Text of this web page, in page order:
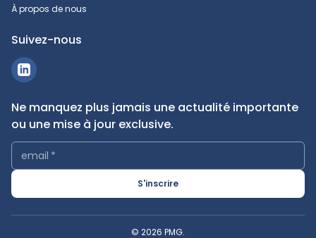
À propos de nous
Suivez-nous
Ne manquez plus jamais une actualité importante
ou une mise à jour exclusive.
email *
S'inscrire
© 2026 PMG.